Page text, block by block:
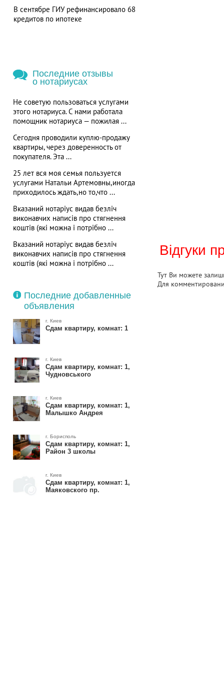
В сентябре ГИУ рефинансировало 68
кредитов по ипотеке
Последние отзывы
о нотариусах
Не советую пользоваться услугами
этого нотариуса. С нами работала
помощник нотариуса — пожилая ...
Сегодня проводили куплю-продажу
квартиры, через доверенность от
покупателя. Эта ...
25 лет вся моя семья пользуется
услугами Натальи Артемовны,иногда
приходилось ждать,но то,что ...
Вказаний нотаріус видав безліч
виконавчих написів про стягнення
коштів (які можна і потрібно ...
Вказаний нотаріус видав безліч
виконавчих написів про стягнення
коштів (які можна і потрібно ...
Последние добавленные
объявления
г. Киев
Сдам квартиру, комнат: 1
г. Киев
Сдам квартиру, комнат: 1,
Чудновського
г. Киев
Сдам квартиру, комнат: 1,
Малышко Андрея
г. Борисполь
Сдам квартиру, комнат: 1,
Район 3 школы
г. Киев
Сдам квартиру, комнат: 1,
Маяковского пр.
Відгуки
Тут Ви можете
Для